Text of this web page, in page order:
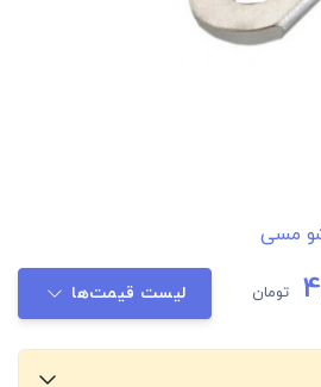
مسی
تومان لیست قیمت‌ها